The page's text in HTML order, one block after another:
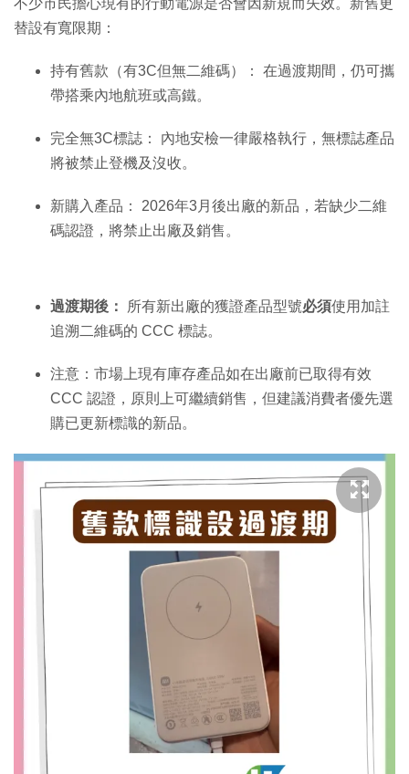
替設有寬限期：
持有舊款（有3C但無二維碼）： 在過渡期間，仍可攜
帶搭乘內地航班或高鐵。
完全無3C標誌： 內地安檢一律嚴格執行，無標誌產品
將被禁止登機及沒收。
新購入產品： 2026年3月後出廠的新品，若缺少二維
碼認證，將禁止出廠及銷售。
過渡期後： 所有新出廠的獲證產品型號必須使用加註
追溯二維碼的 CCC 標誌。
注意：市場上現有庫存產品如在出廠前已取得有效
CCC 認證，原則上可繼續銷售，但建議消費者優先選
購已更新標識的新品。